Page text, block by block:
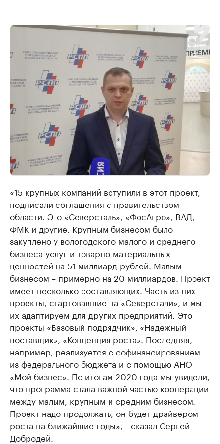
«15 крупных компаний вступили в этот проект,
подписали соглашения с правительством
области. Это «Северсталь», «ФосАгро», ВАД,
ФМК и другие. Крупным бизнесом было
закуплено у вологодского малого и среднего
бизнеса услуг и товарно-материальных
ценностей на 51 миллиард рублей. Малым
бизнесом – примерно на 20 миллиардов. Проект
имеет несколько составляющих. Часть из них –
проекты, стартовавшие на «Северстали», и мы
их адаптируем для других предприятий. Это
проекты «Базовый подрядчик», «Надежный
поставщик», «Концепция роста». Последняя,
например, реализуется с софинансированием
из федерального бюджета и с помощью АНО
«Мой бизнес». По итогам 2020 года мы увидели,
что программа стала важной частью кооперации
между малым, крупным и средним бизнесом.
Проект надо продолжать, он будет драйвером
роста на ближайшие годы», - сказал Сергей
Добродей.